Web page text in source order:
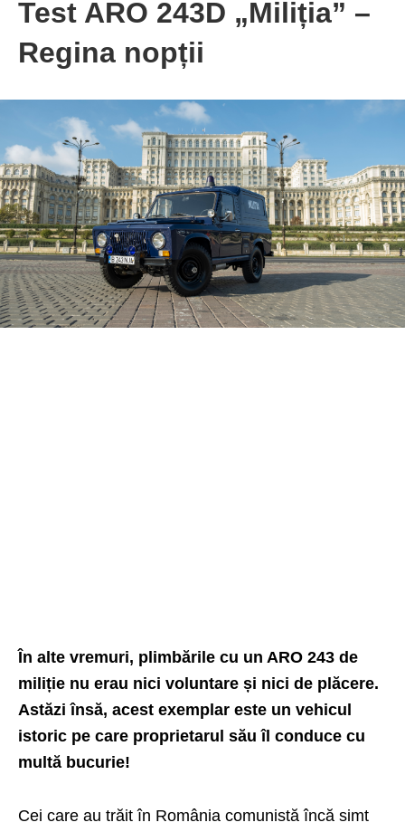
Test ARO 243D „Miliția” –
Regina nopții
În alte vremuri, plimbările cu un ARO 243 de
miliție nu erau nici voluntare și nici de plăcere.
Astăzi însă, acest exemplar este un vehicul
istoric pe care proprietarul său îl conduce cu
multă bucurie!
Cei care au trăit în România comunistă încă simt